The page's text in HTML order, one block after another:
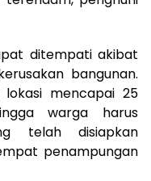
ditempati akibat
bangunan.
mencapai 25
warga harus
telah disiapkan
penampungan